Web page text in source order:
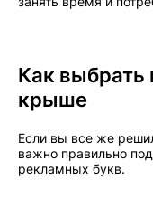
Как выбрать
крыше
Если вы все же
важно правильно
рекламных букв.